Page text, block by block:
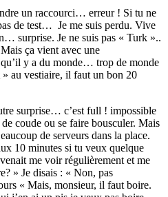
un raccourci… erreur ! Si tu ne
de test… Je me suis perdu. Vive
surprise. Je ne suis pas « Turk »..
ça vient avec une
y a du monde… trop de monde
au vestiaire, il faut un bon 20
surprise… c’est full ! impossible
coude ou se faire bousculer. Mais
de serveurs dans la place.
10 minutes si tu veux quelque
me voir régulièrement et me
» Je disais : « Non, pas
« Mais, monsieur, il faut boire.